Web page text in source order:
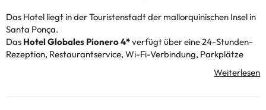
Das Hotel liegt in der Touristenstadt der mallorquinischen Insel in
Santa Ponça.
Das Hotel Globales Pionero 4*verfügt über eine 24-Stunden-
Rezeption, Restaurantservice, Wi-Fi-Verbindung, Parkplätze
sowie einen Außenpool zum Badezimmeren. Darüber hinaus
können Sie sich in den großzügigen Bereichen der Unterkunft